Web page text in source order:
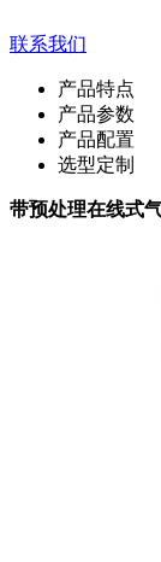
联系我们
产品特点
产品参数
产品配置
选型定制
带预处理在线式